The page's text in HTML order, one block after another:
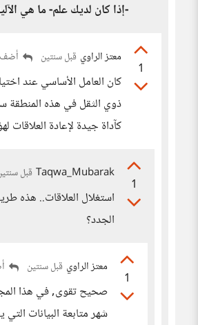
-إذا كان لديك علم- ما هي
1
معتز الراوي قبل سنتين أضف
كان العامل الأساسي عند
ذوي الثقل في هذه
كآداة جيدة لإعادة
1
Taqwa_Mubarak قبل
استغلال العلاقات.. هذه
الجدد؟
1
معتز الراوي قبل سنتين
صحيح تقوى, في هذا
شهر متابعة البيانات